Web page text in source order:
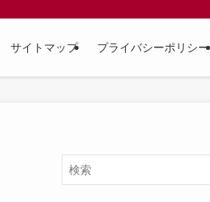
サイトマップ プライバシーポリシー